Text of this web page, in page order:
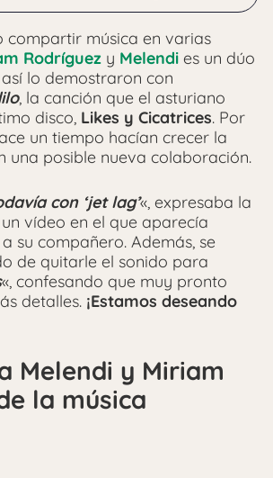
compartir música en varias
Rodríguez y Melendi es un dúo
lo demostraron con
, la canción que el asturiano
disco, Likes y Cicatrices. Por
un tiempo hacían crecer la
una posible nueva colaboración.
con ‘jet lag’«, expresaba la
vídeo en el que aparecía
su compañero. Además, se
de quitarle el sonido para
«, confesando que muy pronto
detalles. ¡Estamos deseando
Melendi y Miriam
la música